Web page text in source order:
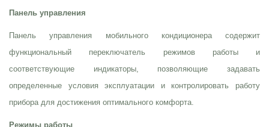
Панель управления
Панель управления мобильного кондиционера содержит
функциональный переключатель режимов работы и
соответствующие индикаторы, позволяющие задавать
определенные условия эксплуатации и контролировать работу
прибора для достижения оптимального комфорта.
Режимы работы